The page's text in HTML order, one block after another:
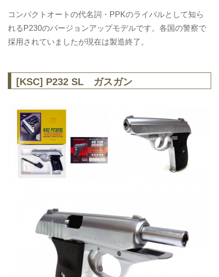
コンパクトオートの代名詞・PPKのライバルとして知ら
れるP230のバージョンアップモデルです。各国の警察で
採用されていましたが現在は製造終了。
[KSC] P232 SL ガスガン